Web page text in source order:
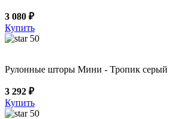
3 080 ₽
Купить
50
Рулонные шторы Мини - Тропик серый
3 292 ₽
Купить
50